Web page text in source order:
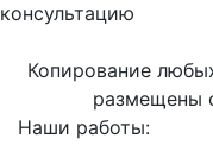
консультацию
Копирование
размещены
Наши работы: